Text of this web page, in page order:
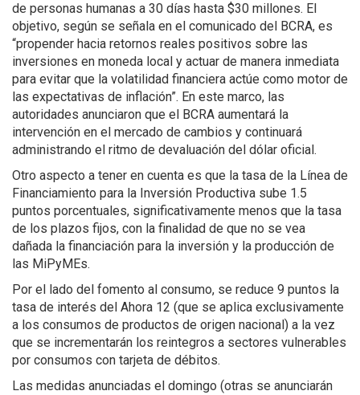
de personas humanas a 30 días hasta $30 millones. El
objetivo, según se señala en el comunicado del BCRA, es
“propender hacia retornos reales positivos sobre las
inversiones en moneda local y actuar de manera inmediata
para evitar que la volatilidad financiera actúe como motor de
las expectativas de inflación”. En este marco, las
autoridades anunciaron que el BCRA aumentará la
intervención en el mercado de cambios y continuará
administrando el ritmo de devaluación del dólar oficial.
Otro aspecto a tener en cuenta es que la tasa de la Línea de
Financiamiento para la Inversión Productiva sube 1.5
puntos porcentuales, significativamente menos que la tasa
de los plazos fijos, con la finalidad de que no se vea
dañada la financiación para la inversión y la producción de
las MiPyMEs.
Por el lado del fomento al consumo, se reduce 9 puntos la
tasa de interés del Ahora 12 (que se aplica exclusivamente
a los consumos de productos de origen nacional) a la vez
que se incrementarán los reintegros a sectores vulnerables
por consumos con tarjeta de débitos.
Las medidas anunciadas el domingo (otras se anunciarán